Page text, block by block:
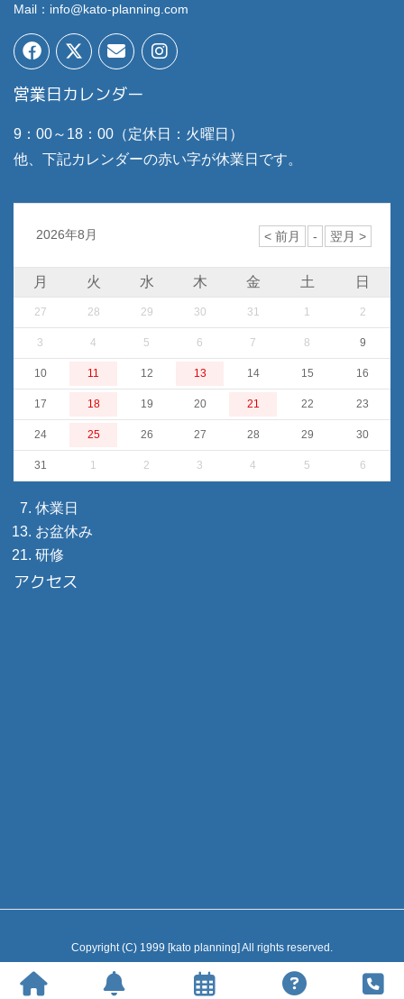
Mail：info@kato-planning.com
営業日カレンダー
9：00～18：00（定休日：火曜日）
他、下記カレンダーの赤い字が休業日です。
2026年8月
月 火 水 木 金 土 日
27 28 29 30 31 1 2
3 4 5 6 7 8 9
10 11 12 13 14 15 16
17 18 19 20 21 22 23
24 25 26 27 28 29 30
31 1 2 3 4 5 6
休業日
お盆休み
研修
アクセス
Copyright (C) 1999 [kato planning] All rights reserved.